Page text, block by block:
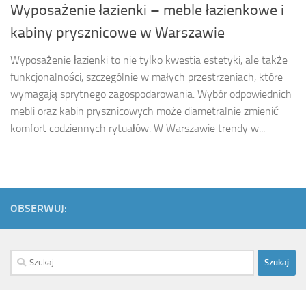
Wyposażenie łazienki – meble łazienkowe i
kabiny prysznicowe w Warszawie
Wyposażenie łazienki to nie tylko kwestia estetyki, ale także
funkcjonalności, szczególnie w małych przestrzeniach, które
wymagają sprytnego zagospodarowania. Wybór odpowiednich
mebli oraz kabin prysznicowych może diametralnie zmienić
komfort codziennych rytuałów. W Warszawie trendy w...
OBSERWUJ:
Szukaj: